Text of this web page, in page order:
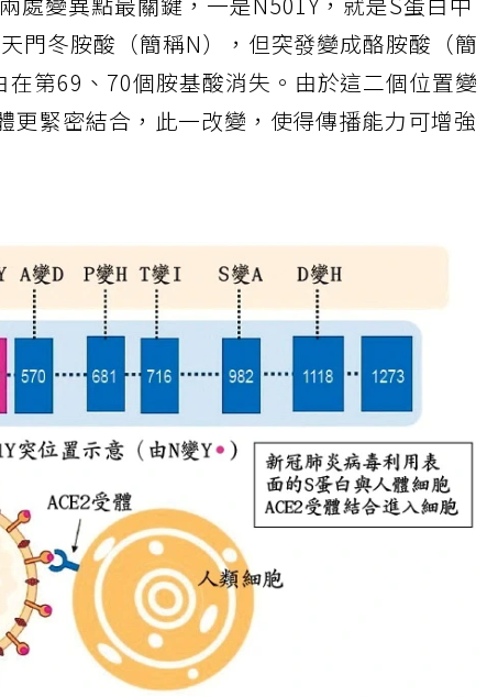
處變異點最關鍵，一是N501Y，就是S蛋白中
門冬胺酸（簡稱N），但突發變成酪胺酸（簡
在第69、70個胺基酸消失。由於這二個位置變
更緊密結合，此一改變，使得傳播能力可增強